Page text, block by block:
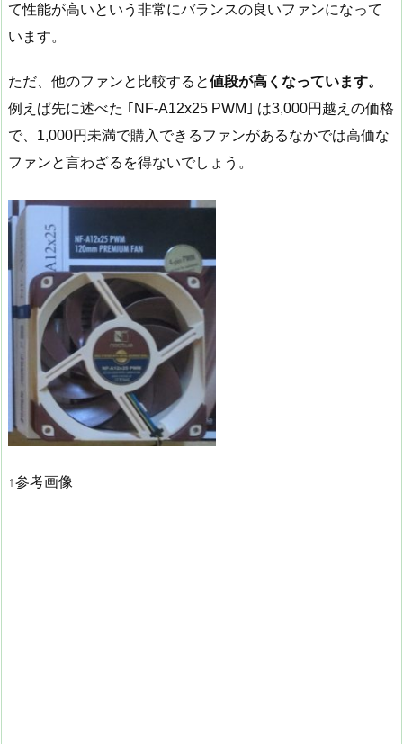
て性能が高いという非常にバランスの良いファンになって
います。
ただ、他のファンと比較すると値段が高くなっています。
例えば先に述べた ｢NF-A12x25 PWM｣ は3,000円越えの価格
で、1,000円未満で購入できるファンがあるなかでは高価な
ファンと言わざるを得ないでしょう。
↑参考画像